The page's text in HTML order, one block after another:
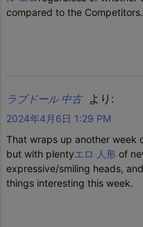
compared to the Competitors.
ラブドール 中古 より:
2024年4月6日 1:29 PM
That wraps up another week
but with plentyエロ 人形 of
expressive/smiling heads,
things interesting this week.